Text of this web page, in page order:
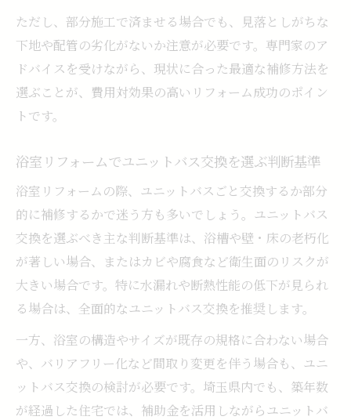
ただし、部分施工で済ませる場合でも、見落としがちな
下地や配管の劣化がないか注意が必要です。専門家のア
ドバイスを受けながら、現状に合った最適な補修方法を
選ぶことが、費用対効果の高いリフォーム成功のポイン
トです。
浴室リフォームでユニットバス交換を選ぶ判断基準
浴室リフォームの際、ユニットバスごと交換するか部分
的に補修するかで迷う方も多いでしょう。ユニットバス
交換を選ぶべき主な判断基準は、浴槽や壁・床の老朽化
が著しい場合、またはカビや腐食など衛生面のリスクが
大きい場合です。特に水漏れや断熱性能の低下が見られ
る場合は、全面的なユニットバス交換を推奨します。
一方、浴室の構造やサイズが既存の規格に合わない場合
や、バリアフリー化など間取り変更を伴う場合も、ユニ
ットバス交換の検討が必要です。埼玉県内でも、築年数
が経過した住宅では、補助金を活用しながらユニットバ